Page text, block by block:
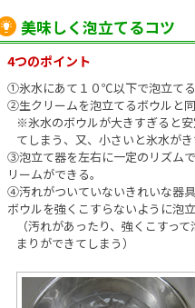
美味しく泡立てるコツ
4つのポイント
①氷水にあて１０℃以下で泡立て
②生クリームを泡立てるボウルと
※氷水のボウルが大きすぎると
てしまう、又、小さいと氷水が
③泡立て器を左右に一定のリズム
リームができる。
④汚れがついていないきれいな器
ボウルを強くこすらないように
（汚れがあったり、強くこすっ
まりができてしまう）